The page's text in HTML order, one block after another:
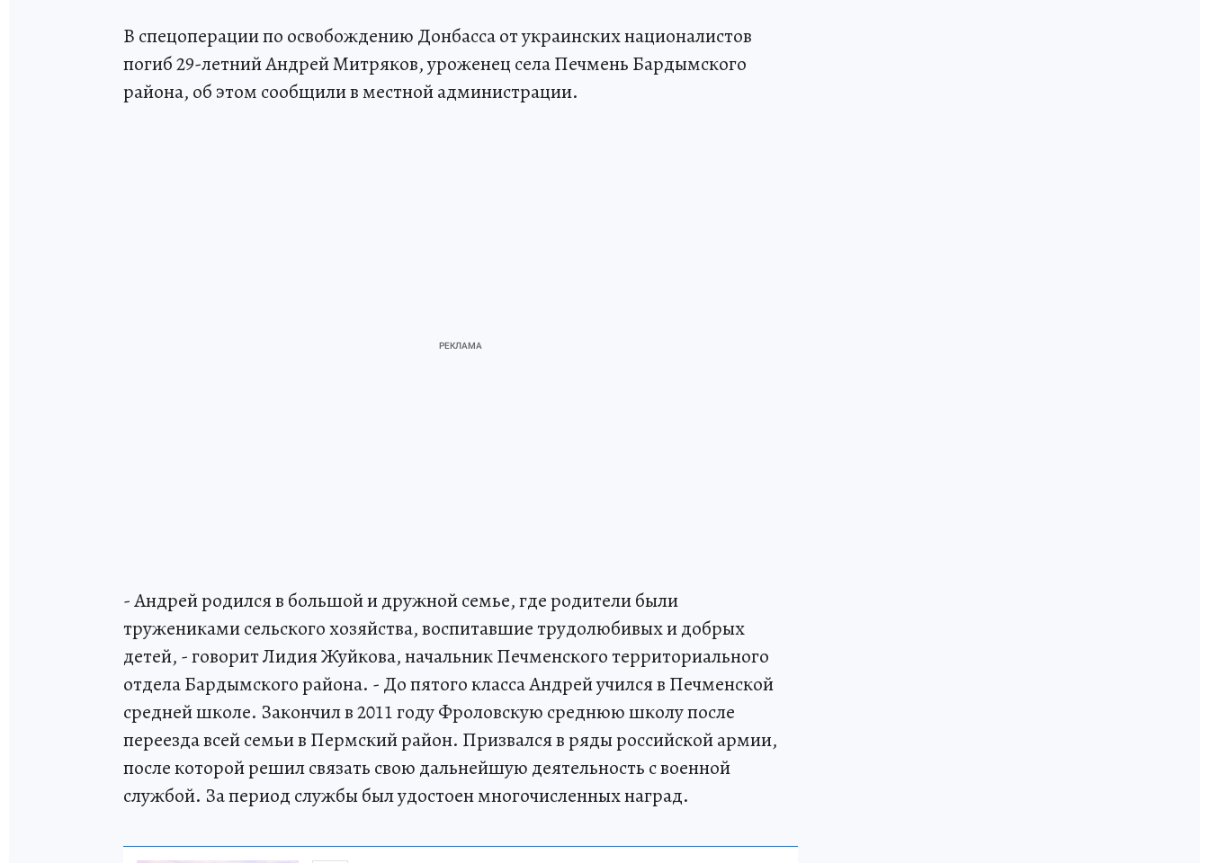
В спецоперации по освобождению Донбасса от украинских националистов
погиб 29-летний Андрей Митряков, уроженец села Печмень Бардымского
района, об этом сообщили в местной администрации.
- Андрей родился в большой и дружной семье, где родители были
тружениками сельского хозяйства, воспитавшие трудолюбивых и добрых
детей, - говорит Лидия Жуйкова, начальник Печменского территориального
отдела Бардымского района. - До пятого класса Андрей учился в Печменской
средней школе. Закончил в 2011 году Фроловскую среднюю школу после
переезда всей семьи в Пермский район. Призвался в ряды российской армии,
после которой решил связать свою дальнейшую деятельность с военной
службой. За период службы был удостоен многочисленных наград.